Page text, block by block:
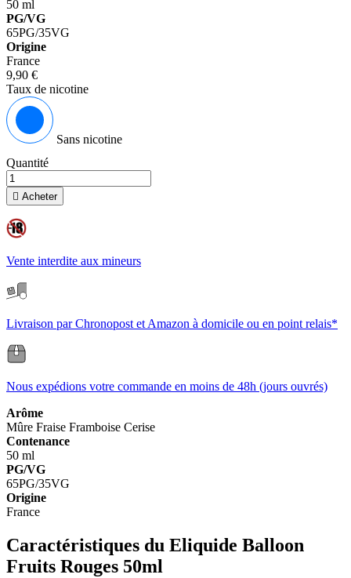
50 ml
PG/VG
65PG/35VG
Origine
France
9,90 €
Taux de nicotine
Sans nicotine
Quantité
 Acheter
Vente interdite aux mineurs
Livraison par Chronopost et Amazon à domicile ou en point relais*
Nous expédions votre commande en moins de 48h (jours ouvrés)
Arôme
Mûre Fraise Framboise Cerise
Contenance
50 ml
PG/VG
65PG/35VG
Origine
France
Caractéristiques du Eliquide Balloon
Fruits Rouges 50ml